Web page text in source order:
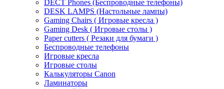
DECT Phones (Беспроводные телефоны)
DESK LAMPS (Настольные лампы)
Gaming Chairs ( Игровые кресла )
Gaming Desk ( Игровые столы )
Paper cutters ( Резаки для бумаги )
Беспроводные телефоны
Игровые кресла
Игровые столы
Калькуляторы Canon
Ламинаторы